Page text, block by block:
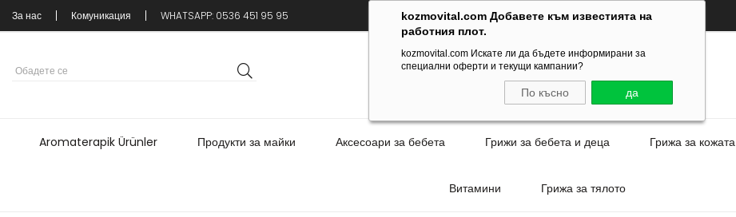
kozmovital.com Добавете към известията на
работния плот.
kozmovital.com Искате ли да бъдете информирани за
специални оферти и текущи кампании?
По късно да
За нас Комуникация WHATSAPP: 0536 451 95 95
Aromaterapik Ürünler Продукти за майки Аксесоари за бебета Грижи за бебета и деца Грижа за кожата
Витамини Грижа за тялото